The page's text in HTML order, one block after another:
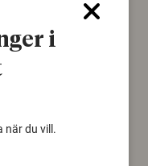
benägna att tro på
är ofta mer mottagliga
med deltagare i fyra
i
när du vill.